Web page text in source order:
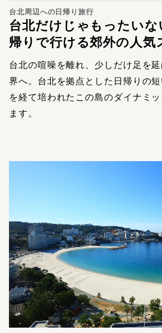
台北周辺への日帰り旅行
台北だけじゃもったいな
帰りで行ける郊外の人気
台北の喧噪を離れ、少しだけ足を
界へ。台北を拠点とした日帰りの
を経て培われたこの島のダイナミ
ます。